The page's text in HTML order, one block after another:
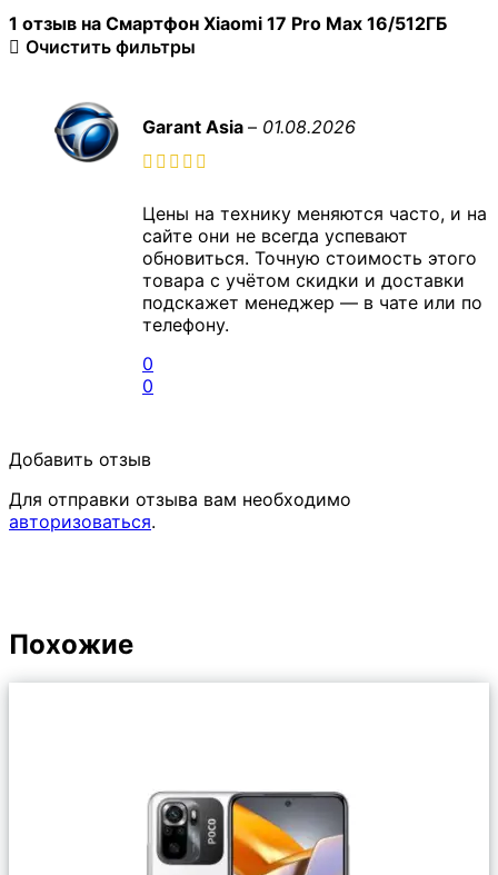
1 отзыв на Смартфон Xiaomi 17 Pro Max 16/512ГБ
Очистить фильтры
Garant Asia – 01.08.2026
Цены на технику меняются часто, и на
сайте они не всегда успевают
обновиться. Точную стоимость этого
товара с учётом скидки и доставки
подскажет менеджер — в чате или по
телефону.
0
0
Добавить отзыв
Для отправки отзыва вам необходимо
авторизоваться.
Похожие